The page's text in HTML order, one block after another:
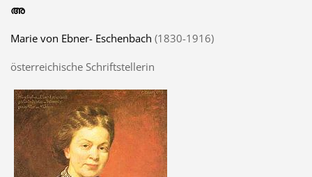
അ
Marie von Ebner- Eschenbach (1830-1916)
österreichische Schriftstellerin